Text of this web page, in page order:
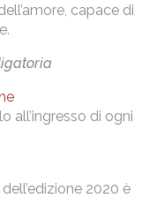
capace di
all’ingresso di ogni
dell’edizione 2020 è